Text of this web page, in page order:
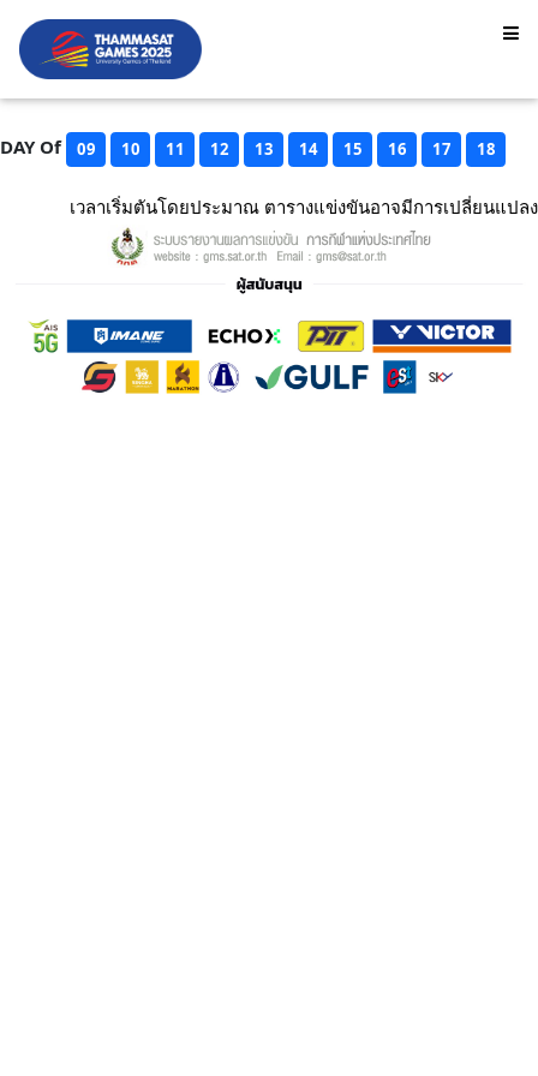
DAY Of 09 10 11 12 13 14 15 16 17 18
เวลาเริ่มตันโดยประมาณ ตารางแข่งขันอาจมีการเปลี่ยนแปลง